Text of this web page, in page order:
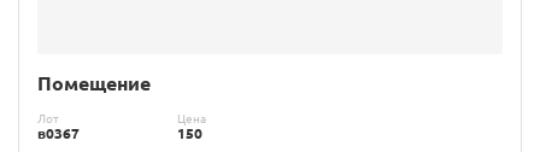
Помещение
Лот
в0367
Цена
150